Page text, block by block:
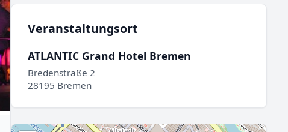
Veranstaltungsort
ATLANTIC Grand Hotel Bremen
Bredenstraße 2
28195 Bremen